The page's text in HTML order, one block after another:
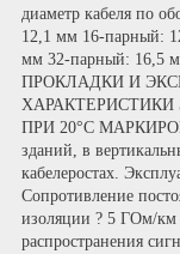
диаметр кабеля по
12,1 мм 16-парный:
мм 32-парный: 16,5
ПРОКЛАДКИ И
ХАРАКТЕРИСТИКИ
ПРИ 20°C
зданий, в
кабелеростах.
Сопротивление
изоляции ? 5 ГОм/км
распространения